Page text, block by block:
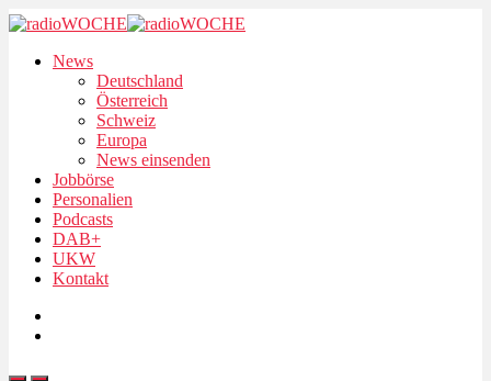
News
Deutschland
Österreich
Schweiz
Europa
News einsenden
Jobbörse
Personalien
Podcasts
DAB+
UKW
Kontakt